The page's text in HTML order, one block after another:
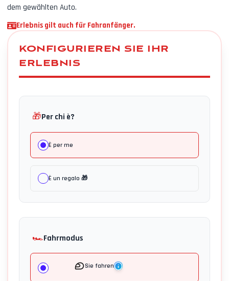
dem gewählten Auto.
Erlebnis gilt auch für Fahranfänger.
KONFIGURIEREN SIE IHR
ERLEBNIS
🎁Per chi è?
È per me
È un regalo 🎁
🏎️Fahrmodus
Sie fahren